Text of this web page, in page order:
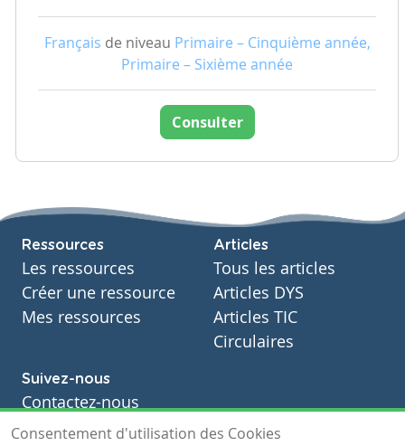
Français de niveau Primaire – Cinquième année,
Primaire – Sixième année
Consulter
Ressources
Les ressources
Créer une ressource
Mes ressources
Articles
Tous les articles
Articles DYS
Articles TIC
Circulaires
Suivez-nous
Contactez-nous
Soutien scolaire
Consentement d'utilisation des Cookies